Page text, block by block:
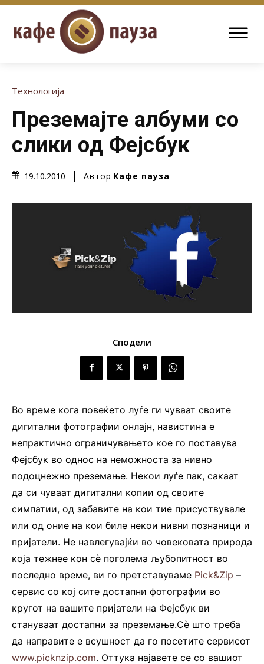
Технологија
Преземајте албуми со
слики од Фејсбук
19.10.2010 Автор Кафе пауза
Сподели
Во време кога повеќето луѓе ги чуваат своите
дигитални фотографии онлајн, навистина е
непрактично ограничувањето кое го поставува
Фејсбук во однос на неможноста за нивно
подоцнежно преземање. Некои луѓе пак, сакаат
да си чуваат дигитални копии од своите
симпатии, од забавите на кои тие присуствувале
или од оние на кои биле некои нивни познаници и
пријатели. Не навлегувајќи во човековата природа
која тежнее кон сѐ поголема љубопитност во
последно време, ви го претставуваме Pick&Zip –
сервис со кој сите достапни фотографии во
кругот на вашите пријатели на Фејсбук ви
стануваат достапни за преземање.Сѐ што треба
да направите е всушност да го посетите сервисот
www.picknzip.com. Оттука најавете се со вашиот